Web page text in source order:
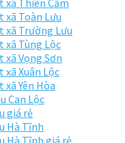
xã Toàn Lưu
xã Trường Lưu
xã Tùng Lộc
Vọng Sơn
Xuân Lộc
Yên Hòa
Can Lộc
giá rẻ
Hà Tĩnh
Hà Tĩnh giá rẻ